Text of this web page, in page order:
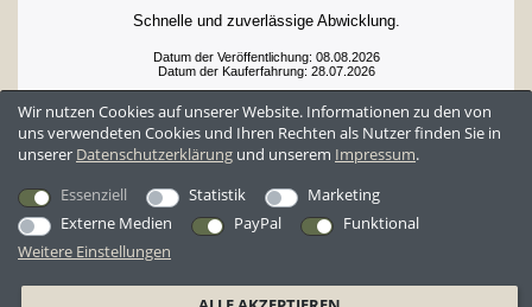
Schnelle und zuverlässige Abwicklung.
Datum der Veröffentlichung: 08.08.2026
Datum der Kauferfahrung: 28.07.2026
Wir nutzen Cookies auf unserer Website. Informationen zu den von
uns verwendeten Cookies und Ihren Rechten als Nutzer finden Sie in
unserer Daten­schutz­erklärung und unserem Impressum.
Essenziell
Statistik
Marketing
Externe Medien
PayPal
Funktional
Weitere Einstellungen